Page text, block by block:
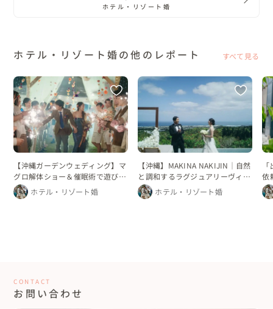
ホテル・リゾート婚
ホテル・リゾート婚の他のレポート すべて見る
【沖縄ガーデンウェディング】マ
グロ解体ショー＆催眠術で遊び心
あふれる結婚式
ホテル・リゾート婚
【沖縄】MAKINA NAKIJIN｜自然
と調和するラグジュアリーヴィラ
ウェディング
ホテル・リゾート婚
依
ル
CONTACT
お問い合わせ